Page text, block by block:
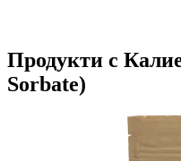
Продукти с
Sorbate)